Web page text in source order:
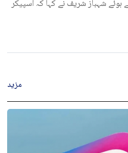
شہباز شریف نے کہا کہ اسپیکر
مزید